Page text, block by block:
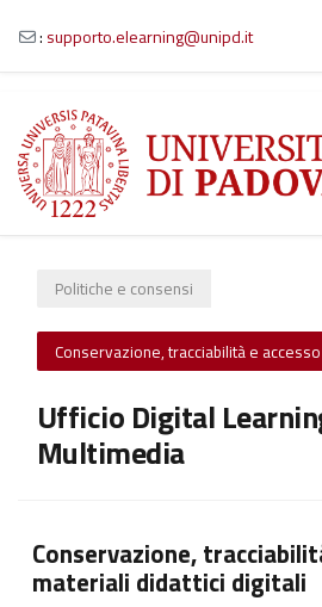
Vai al contenuto principale
: supporto.elearning@unipd.it
Politiche e consensi
Conservazione, tracciabilità e
Ufficio Digital
Multimedia
Conservazione,
materiali didattici digitali